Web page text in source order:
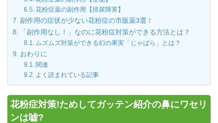
花粉症薬の副作用【排尿障害】
副作用の症状が少ない花粉症の市販薬3選！
「副作用なし！」なのに花粉症対策ができる方法とは？
ムズムズ対策ができる幻の果実「じゃばら」とは？
おわりに
関連
よく読まれている記事
花粉症対策!ためしてガッテン紹介の鼻にワセリ
ンは嘘?